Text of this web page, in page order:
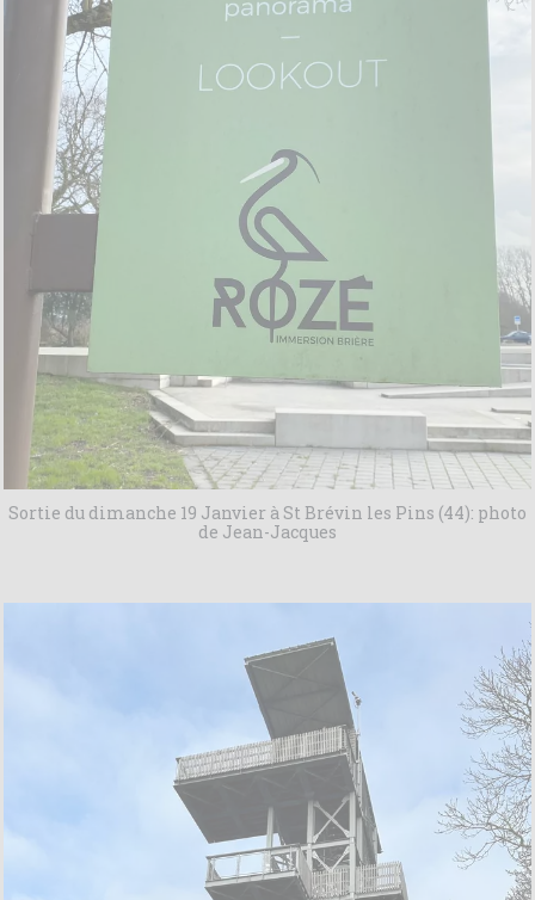
Sortie du dimanche 19 Janvier à St Brévin les Pins (44): photo
de Jean-Jacques